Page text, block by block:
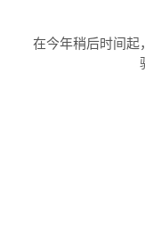
在今年稍后时间起